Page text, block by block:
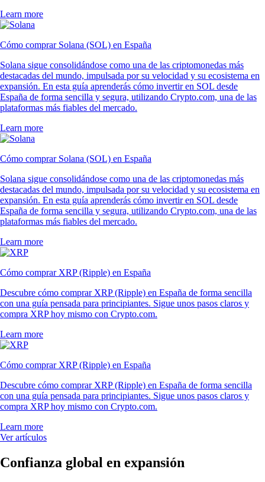
Learn more
Cómo comprar Solana (SOL) en España
Solana sigue consolidándose como una de las criptomonedas más
destacadas del mundo, impulsada por su velocidad y su ecosistema en
expansión. En esta guía aprenderás cómo invertir en SOL desde
España de forma sencilla y segura, utilizando Crypto.com, una de las
plataformas más fiables del mercado.
Learn more
Cómo comprar Solana (SOL) en España
Solana sigue consolidándose como una de las criptomonedas más
destacadas del mundo, impulsada por su velocidad y su ecosistema en
expansión. En esta guía aprenderás cómo invertir en SOL desde
España de forma sencilla y segura, utilizando Crypto.com, una de las
plataformas más fiables del mercado.
Learn more
Cómo comprar XRP (Ripple) en España
Descubre cómo comprar XRP (Ripple) en España de forma sencilla
con una guía pensada para principiantes. Sigue unos pasos claros y
compra XRP hoy mismo con Crypto.com.
Learn more
Cómo comprar XRP (Ripple) en España
Descubre cómo comprar XRP (Ripple) en España de forma sencilla
con una guía pensada para principiantes. Sigue unos pasos claros y
compra XRP hoy mismo con Crypto.com.
Learn more
Ver artículos
Confianza global en expansión